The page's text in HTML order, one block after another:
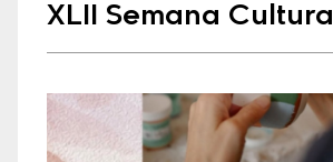
XLII Semana Cultural